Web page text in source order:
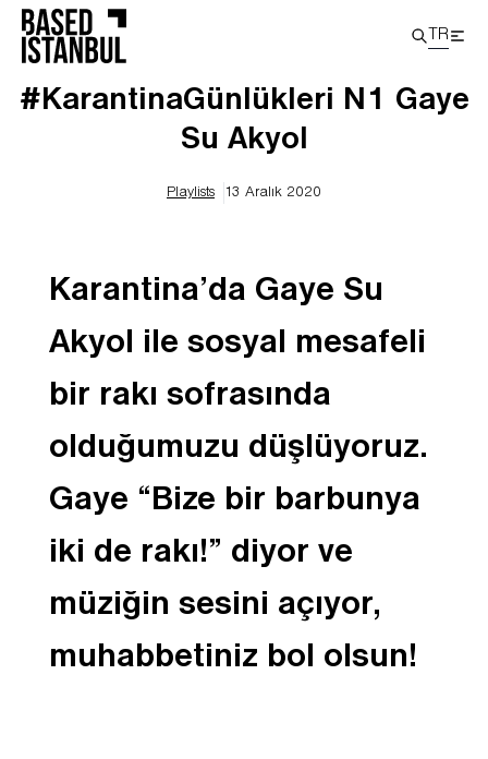
TR
#KarantinaGünlükleri N1 Gaye
Su Akyol
Playlists 13 Aralık 2020
Karantina’da Gaye Su
Akyol ile sosyal mesafeli
bir rakı sofrasında
olduğumuzu düşlüyoruz.
Gaye “Bize bir barbunya
iki de rakı!” diyor ve
müziğin sesini açıyor,
muhabbetiniz bol olsun!